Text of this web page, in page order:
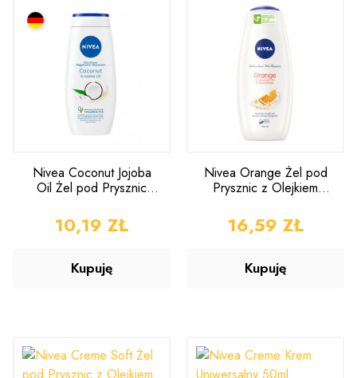
Nivea Coconut Jojoba
Oil Żel pod Prysznic
CENA
10,19 ZŁ
Kupuję
Nivea Orange Żel pod
Prysznic z Olejkiem
CENA
16,59 ZŁ
Kupuję